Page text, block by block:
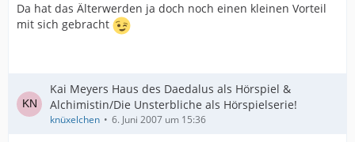
Da hat das Älterwerden ja doch noch einen kleinen Vorteil
mit sich gebracht
Kai Meyers Haus des Daedalus als Hörspiel &
Alchimistin/Die Unsterbliche als Hörspielserie!
knüxelchen 6. Juni 2007 um 15:36